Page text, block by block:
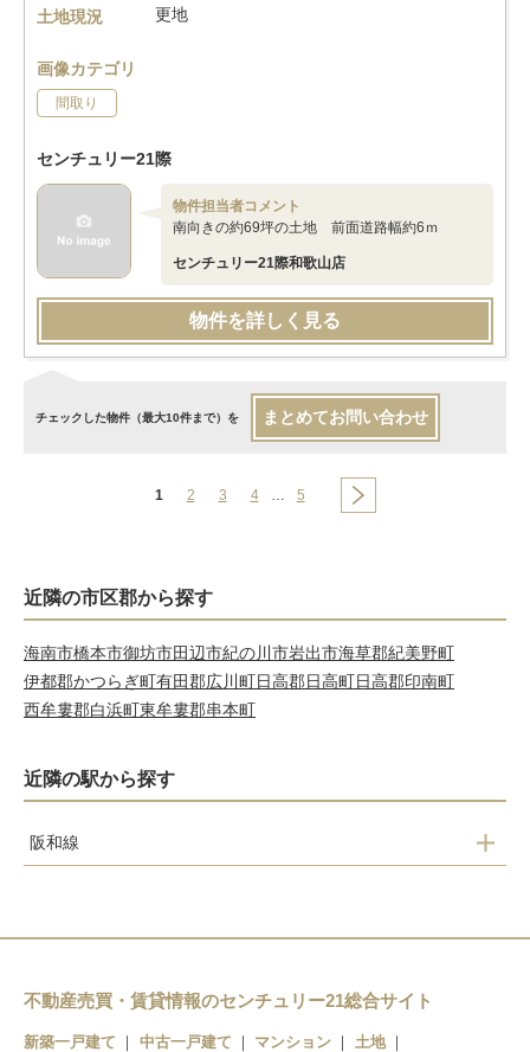
土地現況
更地
画像カテゴリ
間取り
センチュリー21際
物件担当者コメント
南向きの約69坪の土地 前面道路幅約6ｍ
センチュリー21際和歌山店
物件を詳しく見る
チェックした物件（最大10件まで）を まとめてお問い合わせ
1 2 3 4 … 5
近隣の市区郡から探す
海南市橋本市御坊市田辺市紀の川市岩出市海草郡紀美野町
伊都郡かつらぎ町有田郡広川町日高郡日高町日高郡印南町
西牟婁郡白浜町東牟婁郡串本町
近隣の駅から探す
阪和線
紀伊中ノ島
不動産売買・賃貸情報のセンチュリー21総合サイト
新築一戸建て 中古一戸建て マンション
土地